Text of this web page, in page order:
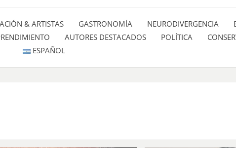
LA
& ARTISTAS GASTRONOMÍA NEURODIVERGENCIA
AUTORES DESTACADOS POLÍTICA
ESPAÑOL